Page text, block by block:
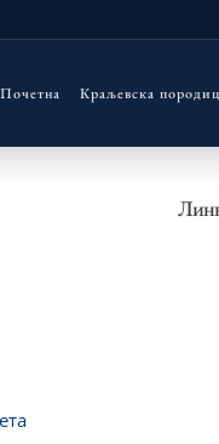
Почетна Краљевска